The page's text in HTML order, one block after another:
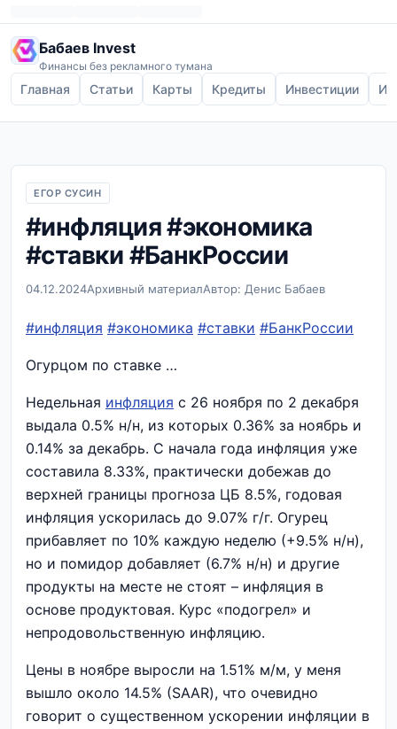
Бабаев Invest
Финансы без рекламного тумана
Главная Статьи Карты Кредиты Инвестиции
ЕГОР СУСИН
#инфляция #экономика
#ставки #БанкРоссии
04.12.2024Архивный материалАвтор: Денис Бабаев
#инфляция #экономика #ставки #БанкРоссии
Огурцом по ставке …
Недельная инфляция с 26 ноября по 2 декабря
выдала 0.5% н/н, из которых 0.36% за ноябрь и
0.14% за декабрь. С начала года инфляция уже
составила 8.33%, практически добежав до
верхней границы прогноза ЦБ 8.5%, годовая
инфляция ускорилась до 9.07% г/г. Огурец
прибавляет по 10% каждую неделю (+9.5% н/н),
но и помидор добавляет (6.7% н/н) и другие
продукты на месте не стоят – инфляция в
основе продуктовая. Курс «подогрел» и
непродовольственную инфляцию.
Цены в ноябре выросли на 1.51% м/м, у меня
вышло около 14.5% (SAAR), что очевидно
говорит о существенном ускорении инфляции в